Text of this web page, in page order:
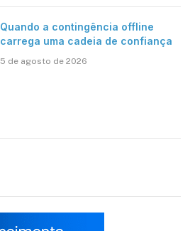
Quando a contingência offline
carrega uma cadeia de confiança
5 de agosto de 2026